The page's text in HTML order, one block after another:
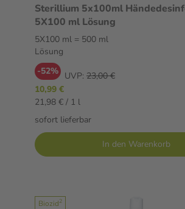
Sterillium 5x100ml
5X100 ml Lösung
5X100 ml = 500 ml
Lösung
-52% UVP: 23,00 €
10,99 €
21,98 € / 1 l
sofort lieferbar
In den Warenkorb
Biozid2